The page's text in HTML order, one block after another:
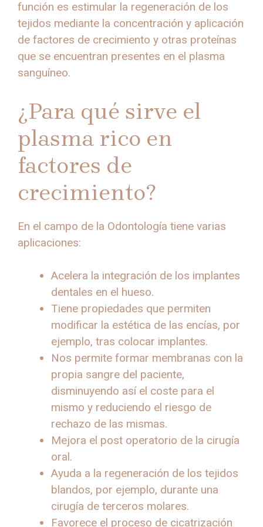
función es estimular la regeneración de los
tejidos mediante la concentración y aplicación
de factores de crecimiento y otras proteínas
que se encuentran presentes en el plasma
sanguíneo.
¿Para qué sirve el
plasma rico en
factores de
crecimiento?
En el campo de la Odontología tiene varias
aplicaciones:
Acelera la integración de los implantes
dentales en el hueso.
Tiene propiedades que permiten
modificar la estética de las encías, por
ejemplo, tras colocar implantes.
Nos permite formar membranas con la
propia sangre del paciente,
disminuyendo así el coste para el
mismo y reduciendo el riesgo de
rechazo de las mismas.
Mejora el post operatorio de la cirugía
oral.
Ayuda a la regeneración de los tejidos
blandos, por ejemplo, durante una
cirugía de terceros molares.
Favorece el proceso de cicatrización